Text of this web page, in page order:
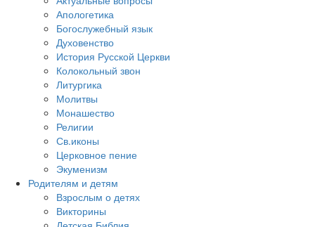
Апологетика
Богослужебный язык
Духовенство
История Русской Церкви
Колокольный звон
Литургика
Молитвы
Монашество
Религии
Св.иконы
Церковное пение
Экуменизм
Родителям и детям
Взрослым о детях
Викторины